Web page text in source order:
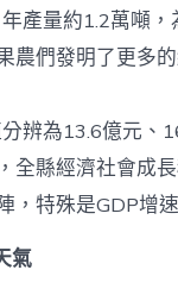
產量約1.2萬噸
農們發明了更多
為13.6億元、
全縣經濟社會成
，特殊是GDP增
氣